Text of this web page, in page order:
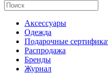
Аксессуары
Одежда
Подарочные
Распродажа
Бренды
Журнал